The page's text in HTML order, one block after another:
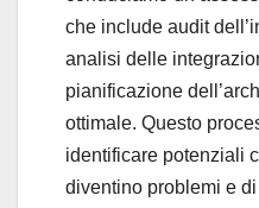
che include audit
analisi delle
pianificazione
ottimale. Questo
identificare potenziali
diventino problemi e